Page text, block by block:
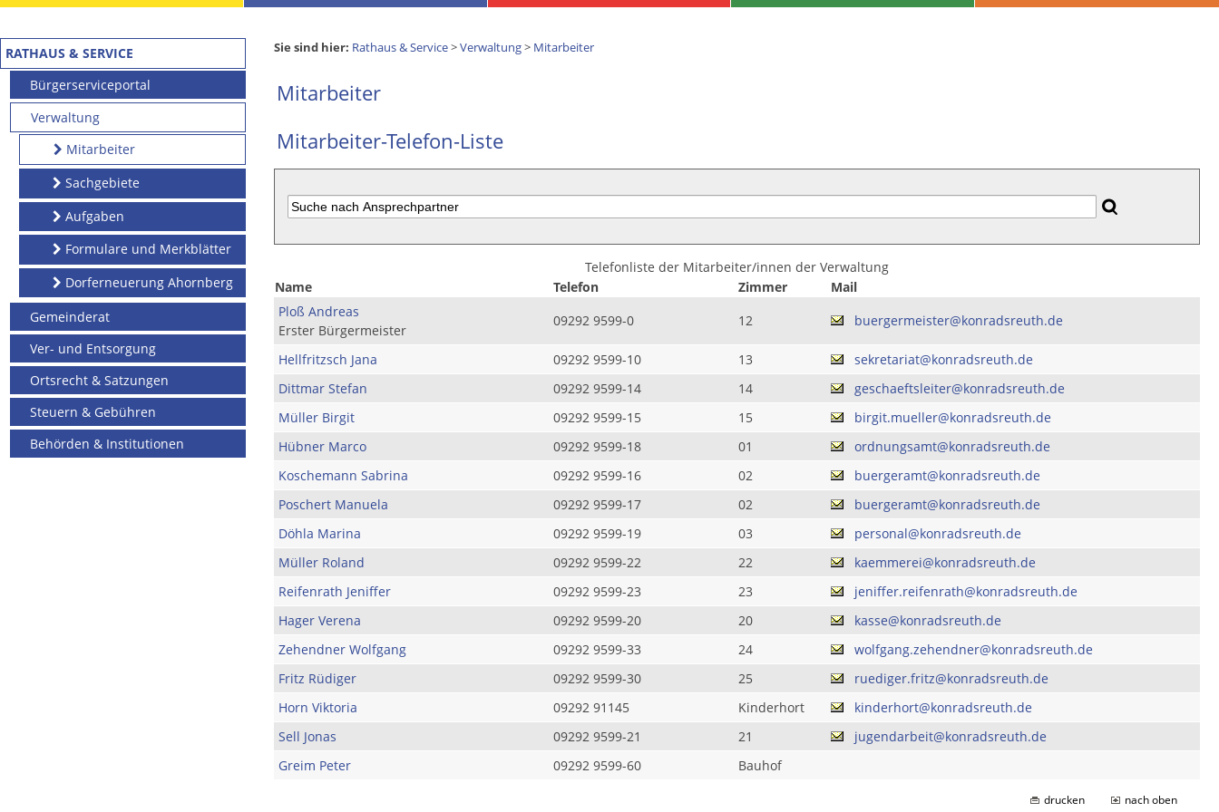
RATHAUS & SERVICE
Bürgerserviceportal
Verwaltung
Mitarbeiter
Sachgebiete
Aufgaben
Formulare und Merkblätter
Dorferneuerung Ahornberg
Gemeinderat
Ver- und Entsorgung
Ortsrecht & Satzungen
Steuern & Gebühren
Behörden & Institutionen
Sie sind hier: Rathaus & Service>Verwaltung> Mitarbeiter
Mitarbeiter
Mitarbeiter-Telefon-Liste
Telefonliste der Mitarbeiter/innen der Verwaltung
Name
Telefon Zimmer
Mail
Ploß Andreas
Erster Bürgermeister
09292 9599-0 12 buergermeister@konradsreuth.de
Hellfritzsch Jana 09292 9599-10 13
sekretariat@konradsreuth.de
Dittmar Stefan
09292 9599-14 14
geschaeftsleiter@konradsreuth.de
Müller Birgit
09292 9599-15 15
birgit.mueller@konradsreuth.de
Hübner Marco
09292 9599-18 01
ordnungsamt@konradsreuth.de
Koschemann Sabrina
09292 9599-16 02
buergeramt@konradsreuth.de
Poschert Manuela
09292 9599-17 02
buergeramt@konradsreuth.de
Döhla Marina
09292 9599-19 03
personal@konradsreuth.de
Müller Roland
09292 9599-22 22
kaemmerei@konradsreuth.de
Reifenrath Jeniffer
09292 9599-23 23
jeniffer.reifenrath@konradsreuth.de
Hager Verena
09292 9599-20 20
kasse@konradsreuth.de
Zehendner Wolfgang
09292 9599-33 24
wolfgang.zehendner@konradsreuth.de
Fritz Rüdiger
09292 9599-30 25
ruediger.fritz@konradsreuth.de
Horn Viktoria
09292 91145 Kinderhort
kinderhort@konradsreuth.de
Sell Jonas
09292 9599-21 21
jugendarbeit@konradsreuth.de
Greim Peter
09292 9599-60 Bauhof
drucken nach oben